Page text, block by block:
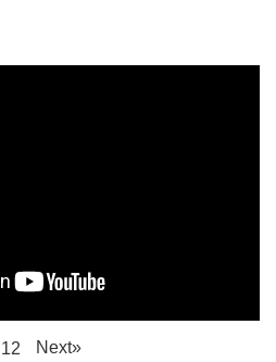
12 Next»